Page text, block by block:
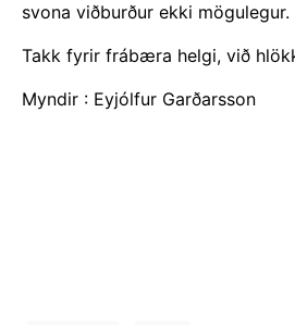
svona viðburður ekki mögulegur.
Takk fyrir frábæra helgi, við
Myndir : Eyjólfur Garðarsson